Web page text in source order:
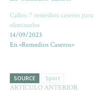
Callos: 7 remedios caseros para
eliminarlos
14/09/2023
En «Remedios Caseros»
SOURCE Sport
ARTÍCULO ANTERIOR